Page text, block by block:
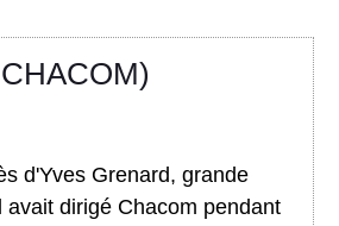
d'Yves Grenard, grande
dirigé Chacom pendant